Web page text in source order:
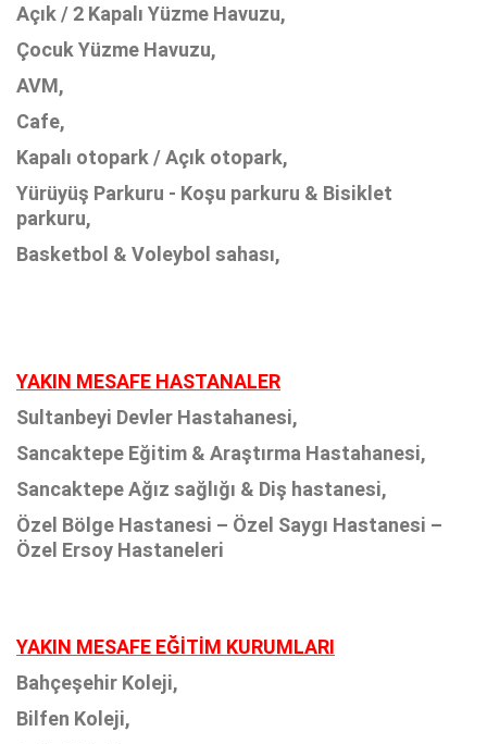
Açık / 2 Kapalı Yüzme Havuzu,
Çocuk Yüzme Havuzu,
AVM,
Cafe,
Kapalı otopark / Açık otopark,
Yürüyüş Parkuru - Koşu parkuru & Bisiklet
parkuru,
Basketbol & Voleybol sahası,
YAKIN MESAFE HASTANALER
Sultanbeyi Devler Hastahanesi,
Sancaktepe Eğitim & Araştırma Hastahanesi,
Sancaktepe Ağız sağlığı & Diş hastanesi,
Özel Bölge Hastanesi – Özel Saygı Hastanesi –
Özel Ersoy Hastaneleri
YAKIN MESAFE EĞİTİM KURUMLARI
Bahçeşehir Koleji,
Bilfen Koleji,